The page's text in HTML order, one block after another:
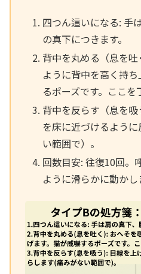
四つん這いになる: 手
の真下につきます。
背中を丸める（息を
ように背中を高く持
るポーズです。ここを
背中を反らす（息を
を床に近づけるよう
い範囲で）。
回数目安: 往復10回。
ように滑らかに動かし